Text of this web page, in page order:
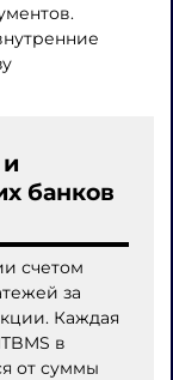
банков
счетом
за
Каждая
в
от суммы